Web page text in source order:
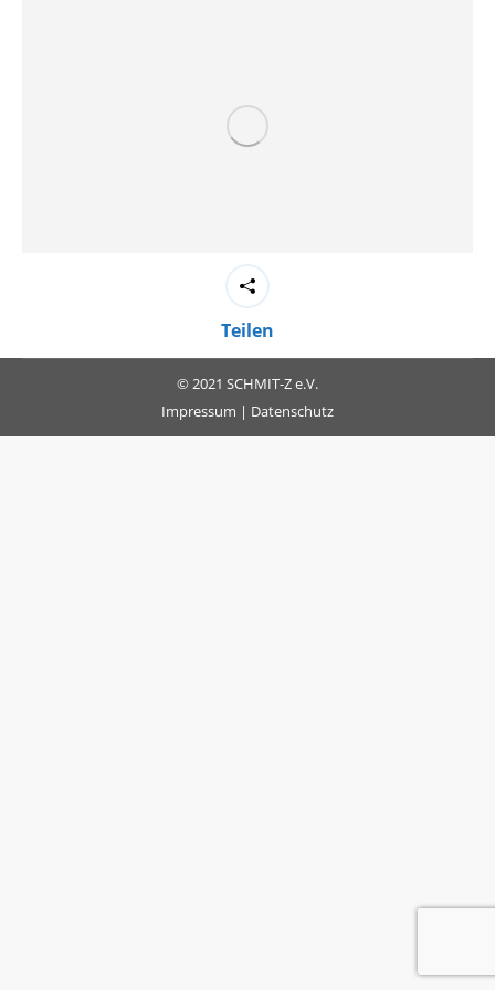
Teilen
© 2021 SCHMIT-Z e.V.
Impressum | Datenschutz